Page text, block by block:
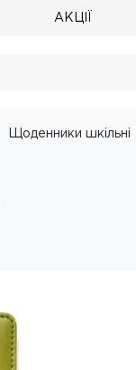
АКЦІЇ
Щоденники шкільні